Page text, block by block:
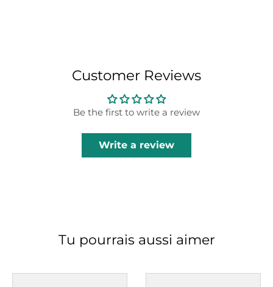
Customer Reviews
Be the first to write a review
Write a review
Tu pourrais aussi aimer